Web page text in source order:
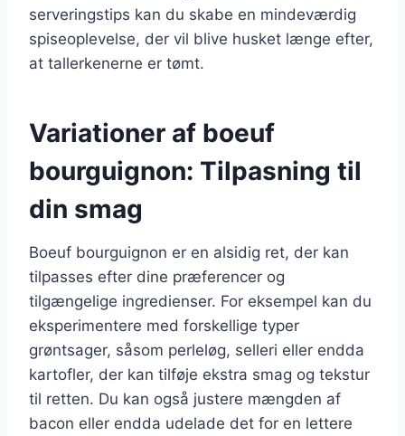
serveringstips kan du skabe en mindeværdig
spiseoplevelse, der vil blive husket længe efter,
at tallerkenerne er tømt.
Variationer af boeuf
bourguignon: Tilpasning til
din smag
Boeuf bourguignon er en alsidig ret, der kan
tilpasses efter dine præferencer og
tilgængelige ingredienser. For eksempel kan du
eksperimentere med forskellige typer
grøntsager, såsom perleløg, selleri eller endda
kartofler, der kan tilføje ekstra smag og tekstur
til retten. Du kan også justere mængden af
bacon eller endda udelade det for en lettere